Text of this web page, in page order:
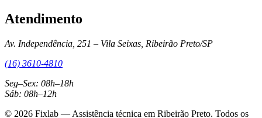
Atendimento
Av. Independência, 251 – Vila Seixas, Ribeirão Preto/SP
(16) 3610-4810
Seg–Sex: 08h–18h
Sáb: 08h–12h
© 2026 Fixlab — Assistência técnica em Ribeirão Preto. Todos os